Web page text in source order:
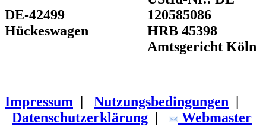
DE-42499
Hückeswagen
120585086
HRB 45398
Amtsgericht Köln
Impressum Nutzungsbedingungen
Datenschutzerklärung
Webmaster